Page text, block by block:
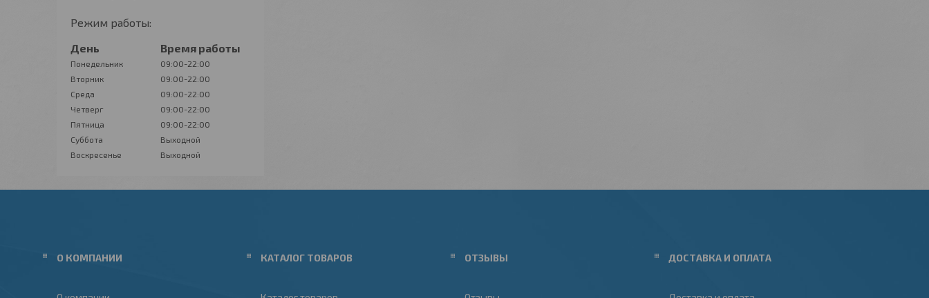
Режим работы:
День
Время работы
Понедельник
09:00-22:00
Вторник
09:00-22:00
Среда
09:00-22:00
Четверг
09:00-22:00
Пятница
09:00-22:00
Суббота
Выходной
Воскресенье
Выходной
О КОМПАНИИ КАТАЛОГ ТОВАРОВ ОТЗЫВЫ ДОСТАВКА И ОПЛАТА